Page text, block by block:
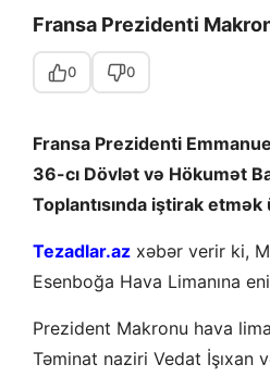
Fransa Prezidenti
0 0
Fransa Prezidenti
36-cı Dövlət və Hökumət
Toplantısında iştirak
Tezadlar.az xəbər verir ki,
Esenboğa Hava Limanına
Prezident Makronu hava
Təminat naziri Vedat İşıxan